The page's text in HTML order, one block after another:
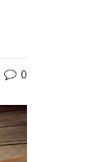
0